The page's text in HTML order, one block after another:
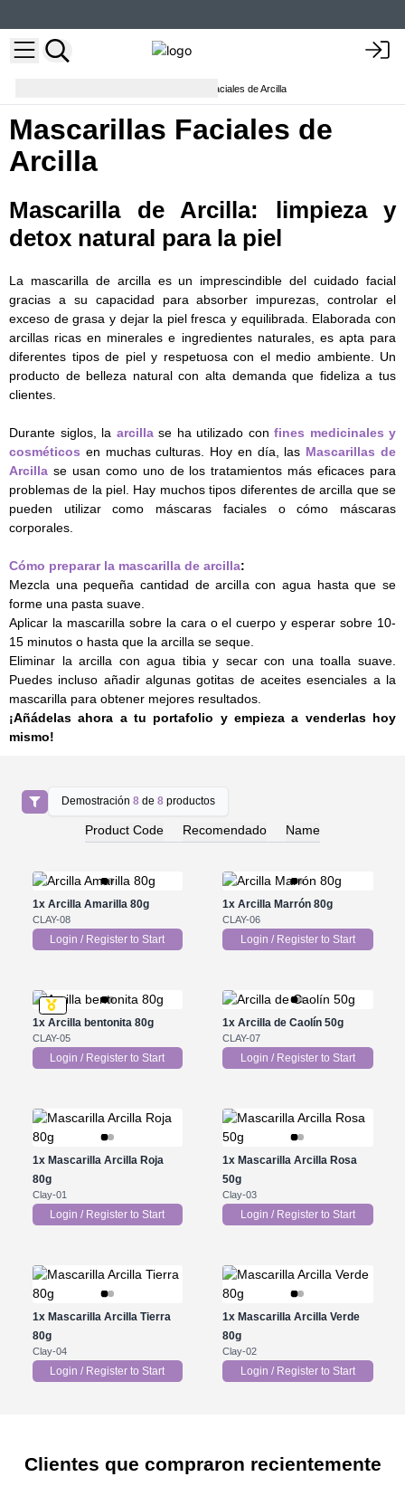
Mascarillas Faciales de Arcilla
Mascarillas Faciales de
Arcilla
Mascarilla de Arcilla: limpieza y
detox natural para la piel
La mascarilla de arcilla es un imprescindible del cuidado facial
gracias a su capacidad para absorber impurezas, controlar el
exceso de grasa y dejar la piel fresca y equilibrada. Elaborada con
arcillas ricas en minerales e ingredientes naturales, es apta para
diferentes tipos de piel y respetuosa con el medio ambiente. Un
producto de belleza natural con alta demanda que fideliza a tus
clientes.
Durante siglos, la arcilla se ha utilizado con fines medicinales y
cosméticos en muchas culturas. Hoy en día, las Mascarillas de
Arcilla se usan como uno de los tratamientos más eficaces para
problemas de la piel. Hay muchos tipos diferentes de arcilla que se
pueden utilizar como máscaras faciales o cómo máscaras
corporales.
Cómo preparar la mascarilla de arcilla:
Mezcla una pequeña cantidad de arcilla con agua hasta que se
forme una pasta suave.
Aplicar la mascarilla sobre la cara o el cuerpo y esperar sobre 10-
15 minutos o hasta que la arcilla se seque.
Eliminar la arcilla con agua tibia y secar con una toalla suave.
Puedes incluso añadir algunas gotitas de aceites esenciales a la
mascarilla para obtener mejores resultados.
¡Añádelas ahora a tu portafolio y empieza a venderlas hoy
mismo!
Demostración8 de8 productos
Product Code Recomendado Name
1xArcilla Amarilla 80g
CLAY-08
Login / Register to Start
1x Arcilla Marrón 80g
CLAY-06
Login / Register to Start
1xArcilla bentonita 80g
CLAY-05
Login / Register to Start
1x Arcilla de Caolín 50g
CLAY-07
Login / Register to Start
1xMascarilla Arcilla Roja
80g
Clay-01
Login / Register to Start
1x Mascarilla Arcilla Rosa
50g
Clay-03
Login / Register to Start
1xMascarilla Arcilla Tierra
80g
Clay-04
Login / Register to Start
1x Mascarilla Arcilla Verde
80g
Clay-02
Login / Register to Start
Clientes que compraron recientemente